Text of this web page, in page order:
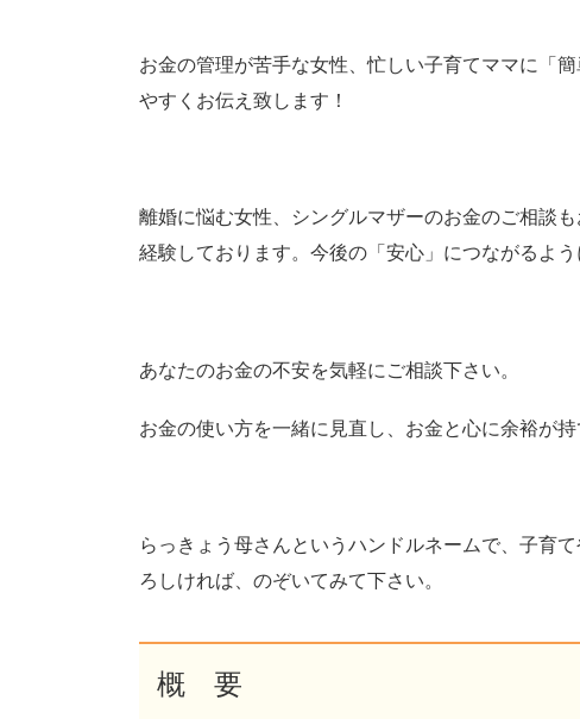
お金の管理が苦手な女性、忙しい子育てママに「
やすくお伝え致します！
離婚に悩む女性、シングルマザーのお金のご相談
経験しております。今後の「安心」につながるよ
あなたのお金の不安を気軽にご相談下さい。
お金の使い方を一緒に見直し、お金と心に余裕が
らっきょう母さんというハンドルネームで、子育
ろしければ、のぞいてみて下さい。
概 要